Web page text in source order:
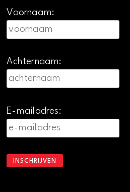
Voornaam:
Achternaam:
E-mailadres: